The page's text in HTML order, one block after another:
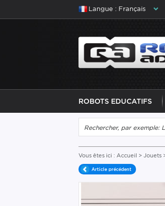
Langue : Français
ROBOTS EDUCATIFS
Vous êtes ici : Accueil > Jouets
Article précédent